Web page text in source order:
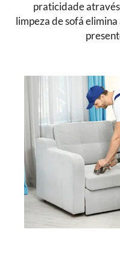
praticidade através
limpeza de sofá